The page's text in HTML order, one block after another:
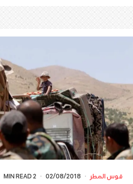
قوس المطر ·
02/08/2018
·
2 MIN READ